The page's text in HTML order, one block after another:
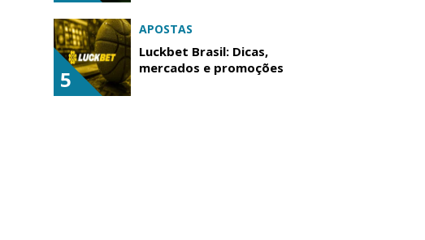
5
APOSTAS
Luckbet Brasil: Dicas,
mercados e promoções